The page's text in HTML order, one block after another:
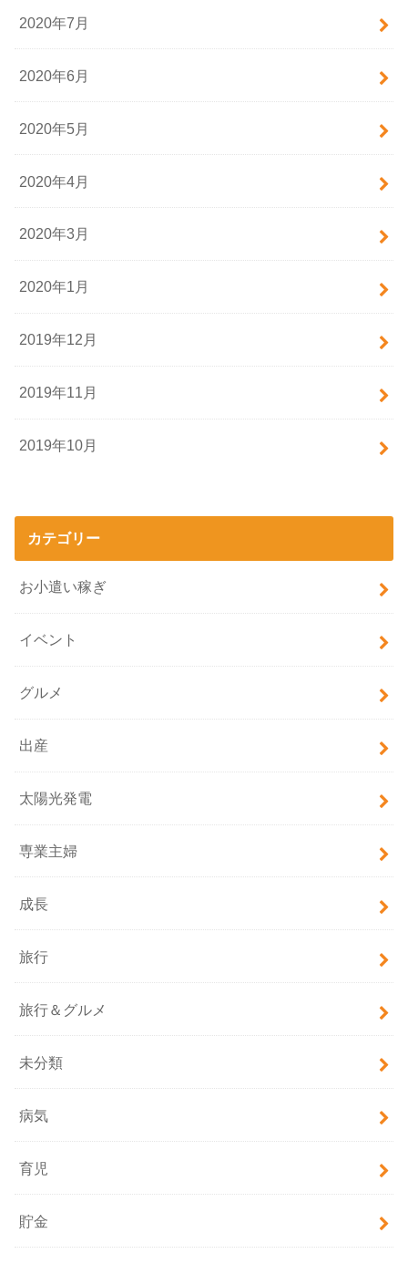
2020年7月
2020年6月
2020年5月
2020年4月
2020年3月
2020年1月
2019年12月
2019年11月
2019年10月
カテゴリー
お小遣い稼ぎ
イベント
グルメ
出産
太陽光発電
専業主婦
成長
旅行
旅行＆グルメ
未分類
病気
育児
貯金